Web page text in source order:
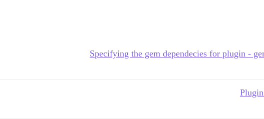
Specifying the gem dependecies for plugin -